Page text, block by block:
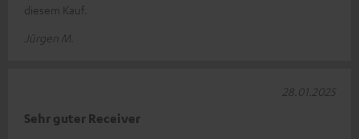
diesem Kauf.
Jürgen M.
Sehr guter Receiver
28.01.2025